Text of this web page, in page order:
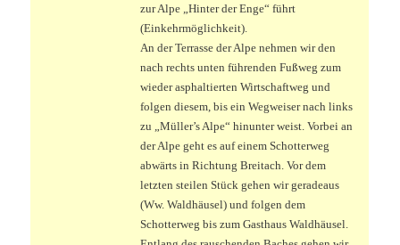
zur Alpe „Hinter der Enge“ führt
(Einkehrmöglichkeit).
An der Terrasse der Alpe nehmen wir den
nach rechts unten führenden Fußweg zum
wieder asphaltierten Wirtschaftweg und
folgen diesem, bis ein Wegweiser nach links
zu „Müller’s Alpe“ hinunter weist. Vorbei an
der Alpe geht es auf einem Schotterweg
abwärts in Richtung Breitach. Vor dem
letzten steilen Stück gehen wir geradeaus
(Ww. Waldhäusel) und folgen dem
Schotterweg bis zum Gasthaus Waldhäusel.